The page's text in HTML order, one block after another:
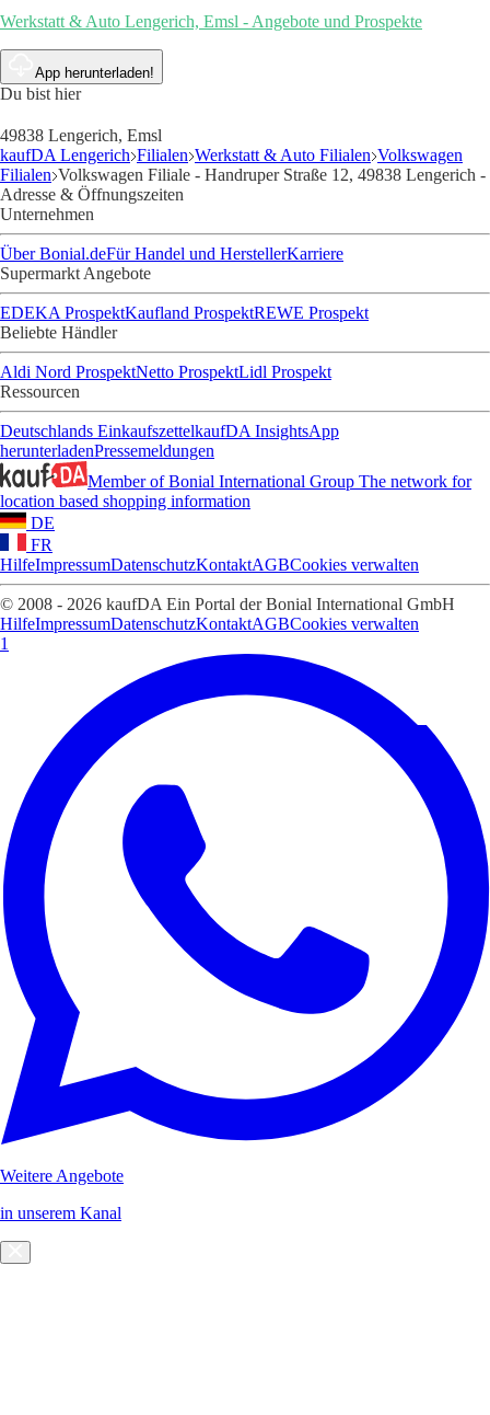
Werkstatt & Auto Lengerich, Emsl - Angebote und Prospekte
App herunterladen!
Du bist hier
49838 Lengerich, Emsl
kaufDA Lengerich Filialen Werkstatt & Auto Filialen Volkswagen
Filialen Volkswagen Filiale - Handruper Straße 12, 49838 Lengerich -
Adresse & Öffnungszeiten
Unternehmen
Über Bonial.deFür Handel und HerstellerKarriere
Supermarkt Angebote
EDEKA ProspektKaufland ProspektREWE Prospekt
Beliebte Händler
Aldi Nord ProspektNetto ProspektLidl Prospekt
Ressourcen
Deutschlands EinkaufszettelkaufDA InsightsApp
herunterladenPressemeldungen
Member of Bonial International Group The network for
location based shopping information
DE
FR
HilfeImpressumDatenschutzKontaktAGBCookies verwalten
© 2008 - 2026 kaufDA Ein Portal der Bonial International GmbH
HilfeImpressumDatenschutzKontaktAGBCookies verwalten
1
Weitere Angebote
in unserem Kanal